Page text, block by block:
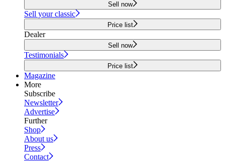
Sell now
Sell your classic
Price list
Dealer
Sell now
Testimonials
Price list
Magazine
More
Subscribe
Newsletter
Advertise
Further
Shop
About us
Press
Contact